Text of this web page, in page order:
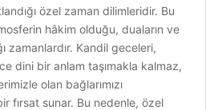
özel zaman dilimleridir. Bu
hâkim olduğu, duaların ve
zamanlardır. Kandil geceleri,
dini bir anlam taşımakla kalmaz,
olan bağlarımızı
fırsat sunar. Bu nedenle, özel